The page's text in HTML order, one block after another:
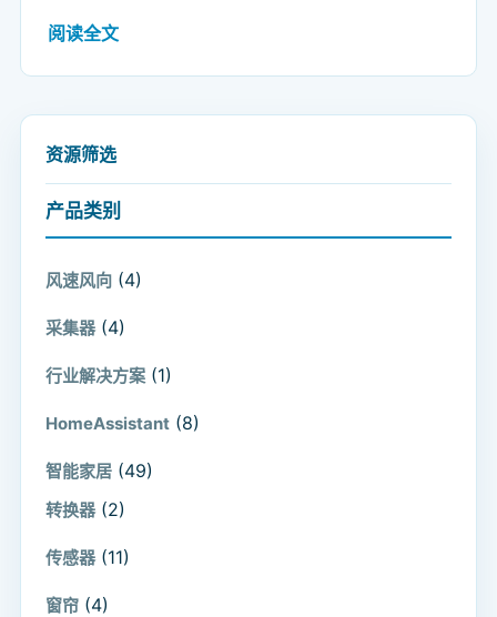
阅读全文
资源筛选
产品类别
风速风向 (4)
采集器 (4)
行业解决方案 (1)
HomeAssistant (8)
智能家居 (49)
转换器 (2)
传感器 (11)
窗帘 (4)